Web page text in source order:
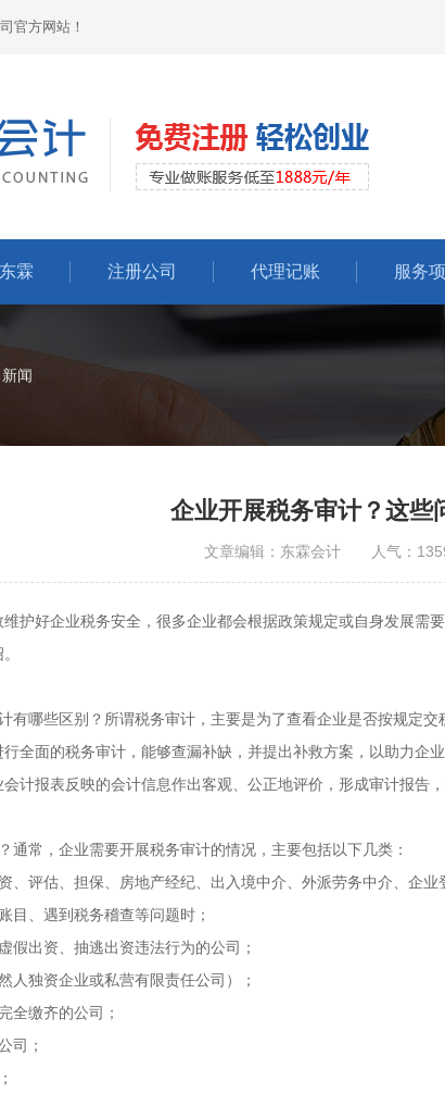
官方网站！
霖 注册公司 代理记账 服务
闻
企业开展税务审计？这些
文章编辑：东霖会计 人气：
护好企业税务安全，很多企业都会根据政策规定或自身发展
有哪些区别？所谓税务审计，主要是为了查看企业是否按规定
全面的税务审计，能够查漏补缺，并提出补救方案，以助力
计报表反映的会计信息作出客观、公正地评价，形成审计报告
通常，企业需要开展税务审计的情况，主要包括以下几类：
、评估、担保、房地产经纪、出入境中介、外派劳务中介、企业
目、遇到税务稽查等问题时；
假出资、抽逃出资违法行为的公司；
人独资企业或私营有限责任公司）；
全缴齐的公司；
司；